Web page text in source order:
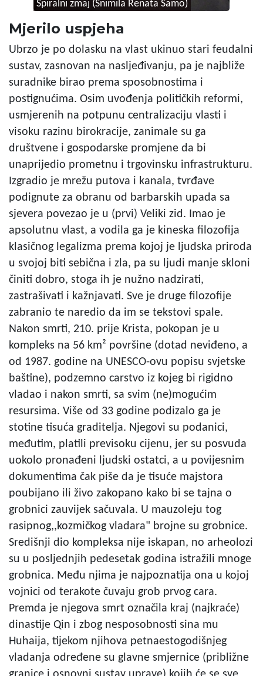
Spiralni zmaj (Snimila Renata Šamo)
Mjerilo uspjeha
Ubrzo je po dolasku na vlast ukinuo stari feudalni
sustav, zasnovan na nasljeđivanju, pa je najbliže
suradnike birao prema sposobnostima i
postignućima. Osim uvođenja političkih reformi,
usmjerenih na potpunu centralizaciju vlasti i
visoku razinu birokracije, zanimale su ga
društvene i gospodarske promjene da bi
unaprijedio prometnu i trgovinsku infrastrukturu.
Izgradio je mrežu putova i kanala, tvrđave
podignute za obranu od barbarskih upada sa
sjevera povezao je u (prvi) Veliki zid. Imao je
apsolutnu vlast, a vodila ga je kineska filozofija
klasičnog legalizma prema kojoj je ljudska priroda
u svojoj biti sebična i zla, pa su ljudi manje skloni
činiti dobro, stoga ih je nužno nadzirati,
zastrašivati i kažnjavati. Sve je druge filozofije
zabranio te naredio da im se tekstovi spale.
Nakon smrti, 210. prije Krista, pokopan je u
kompleks na 56 km² površine (dotad neviđeno, a
od 1987. godine na UNESCO-ovu popisu svjetske
baštine), podzemno carstvo iz kojeg bi rigidno
vladao i nakon smrti, sa svim (ne)mogućim
resursima. Više od 33 godine podizalo ga je
stotine tisuća graditelja. Njegovi su podanici,
međutim, platili previsoku cijenu, jer su posvuda
uokolo pronađeni ljudski ostatci, a u povijesnim
dokumentima čak piše da je tisuće majstora
poubijano ili živo zakopano kako bi se tajna o
grobnici zauvijek sačuvala. U mauzoleju tog
rasipnog,,kozmičkog vladara" brojne su grobnice.
Središnji dio kompleksa nije iskapan, no arheolozi
su u posljednjih pedesetak godina istražili mnoge
grobnica. Među njima je najpoznatija ona u kojoj
vojnici od terakote čuvaju grob prvog cara.
Premda je njegova smrt označila kraj (najkraće)
dinastije Qin i zbog nesposobnosti sina mu
Huhaija, tijekom njihova petnaestogodišnjeg
vladanja određene su glavne smjernice (približne